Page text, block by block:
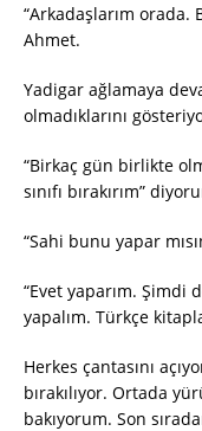
“Arkadaşlarım
Ahmet.
Yadigar ağlamaya
olmadıklarını
“Birkaç gün birlikte
sınıfı bırakırım”
“Sahi bunu yapar
“Evet yaparım. Şimdi
yapalım. Türkçe
Herkes çantasını
bırakılıyor. Ortada
bakıyorum. Son